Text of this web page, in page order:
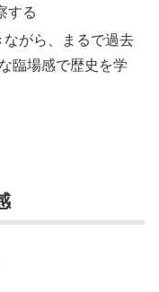
する
がら、まるで過去
臨場感で歴史を学